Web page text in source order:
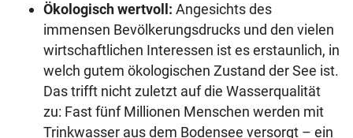
Ökologisch wertvoll: Angesichts des
immensen Bevölkerungsdrucks und den vielen
wirtschaftlichen Interessen ist es erstaunlich, in
welch gutem ökologischen Zustand der See ist.
Das trifft nicht zuletzt auf die Wasserqualität
zu: Fast fünf Millionen Menschen werden mit
Trinkwasser aus dem Bodensee versorgt – ein